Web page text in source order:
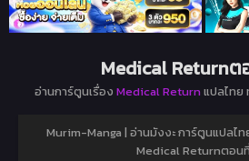
Medical Returnต
อ่านการ์ตูนเรื่อง Medical Return แปลไท
Murim-Manga | อ่านมังงะ การ์ตูนแปลไท
Medical Returnตอน